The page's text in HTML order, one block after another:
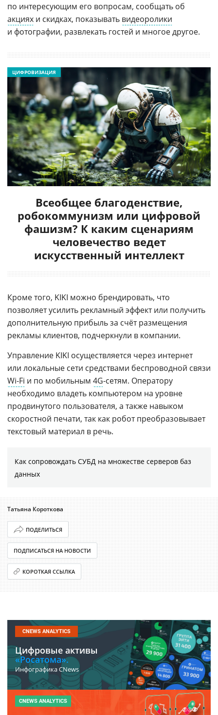
по интересующим его вопросам, сообщать об
акциях и скидках, показывать видеоролики
и фотографии, развлекать гостей и многое другое.
Всеобщее благоденствие,
робокоммунизм или цифровой
фашизм? К каким сценариям
человечество ведет
искусственный интеллект
ЦИФРОВИЗАЦИЯ
Кроме того, KIKI можно брендировать, что
позволяет усилить рекламный эффект или получить
дополнительную прибыль за счёт размещения
рекламы клиентов, подчеркнули в компании.
Управление KIKI осуществляется через интернет
или локальные сети средствами беспроводной связи
Wi-Fi и по мобильным 4G-сетям. Оператору
необходимо владеть компьютером на уровне
продвинутого пользователя, а также навыком
скоростной печати, так как робот преобразовывает
текстовый материал в речь.
Как сопровождать СУБД на множестве серверов баз
данных
Татьяна Короткова
ПОДЕЛИТЬСЯ
ПОДПИСАТЬСЯ НА НОВОСТИ
КОРОТКАЯ ССЫЛКА
CNEWS ANALYTICS
Цифровые активы
«Росатома».
Инфографика CNews
CNEWS ANALYTICS